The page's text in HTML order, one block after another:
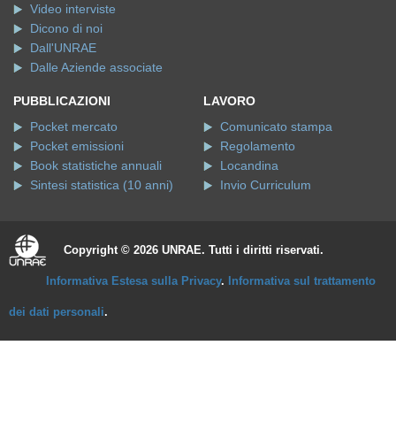
Video interviste
Dicono di noi
Dall'UNRAE
Dalle Aziende associate
PUBBLICAZIONI
Pocket mercato
Pocket emissioni
Book statistiche annuali
Sintesi statistica (10 anni)
LAVORO
Comunicato stampa
Regolamento
Locandina
Invio Curriculum
Copyright © 2026 UNRAE. Tutti i diritti riservati.
Informativa Estesa sulla Privacy. Informativa sul trattamento
dei dati personali.